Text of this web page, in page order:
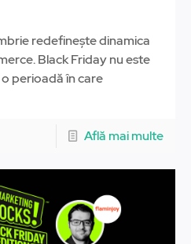
redefinește dinamica
Black Friday nu este
perioadă în care
Află mai multe